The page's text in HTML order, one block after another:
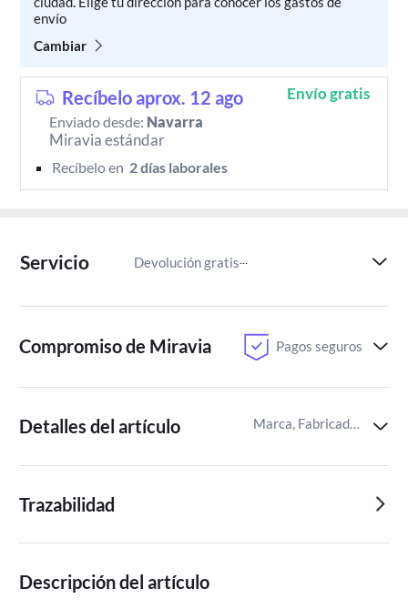
envío
Cambiar
Recíbelo aprox. 12 ago Envío gratis
Enviado desde: Navarra
Miravia estándar
Recíbelo en 2 días laborales
Servicio Devolución gratis Paga
Compromiso de Miravia Pagos seguros
Detalles del artículo Marca, Fabricado en,Tamaño de la habitación
Trazabilidad
Descripción del artículo